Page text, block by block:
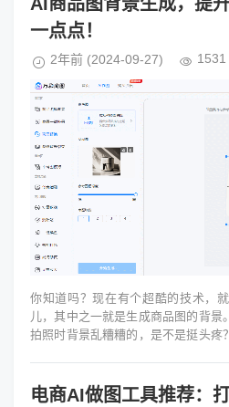
一点点！
2年前 (2024-09-27) 1531
你知道吗？现在有个超酷的技术，
儿，其中之一就是生成商品图的背景
拍照时背景乱糟糟的，是不是挺头疼
电商AI做图工具推荐：